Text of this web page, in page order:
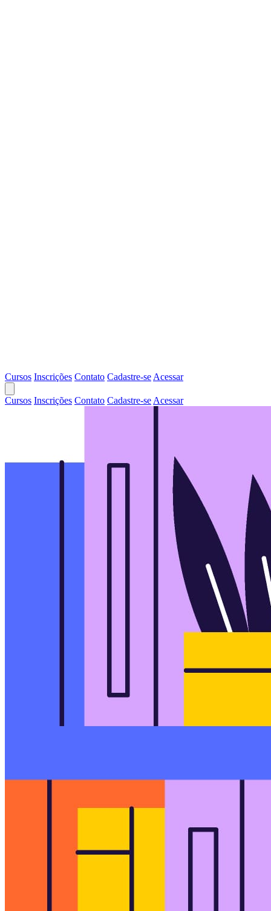
Cursos Inscrições Contato Cadastre-se Acessar
Cursos Inscrições Contato Cadastre-se Acessar